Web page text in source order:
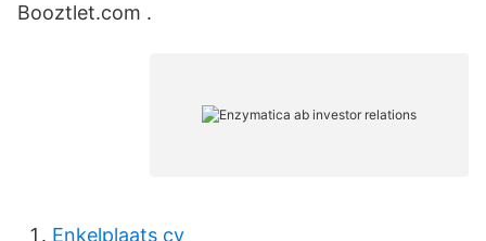
Booztlet.com .
Enkelplaats cv